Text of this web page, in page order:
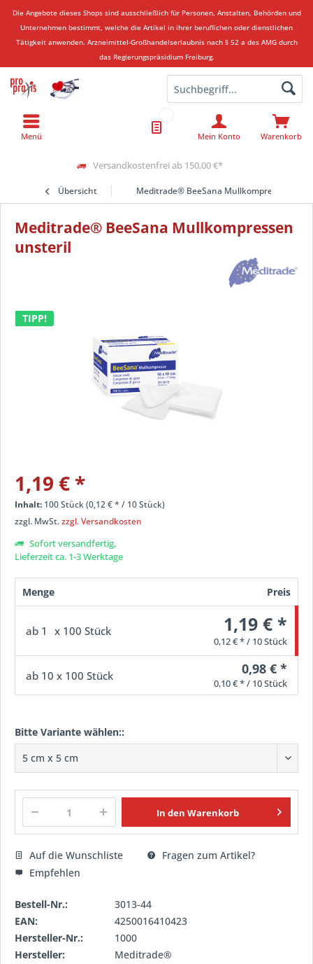
Die Angebote dieses Shops sind ausschließlich für Personen, Anstalten, Behörden und
Unternehmen bestimmt, welche die Artikel in ihrer beruflichen oder dienstlichen
Tätigkeit anwenden. Arzneimittel-Großhandelserlaubnis nach § 52 a des AMG durch
das Regierungspräsidium Freiburg.
Versandkostenfrei ab 150,00 €*
Warenkorb
Mein Konto
Menü
Übersicht Meditrade® BeeSana Mullkompressen
Meditrade® BeeSana Mullkompressen
unsteril
TIPP!
1,19 € *
Inhalt: 100 Stück (0,12 €* / 10 Stück)
zzgl. MwSt.zzgl. Versandkosten
Sofort versandfertig,
Lieferzeit ca. 1-3 Werktage
Menge Preis
ab 1 x 100 Stück 1,19 € *
0,12 € * / 10 Stück
ab 10 x 100 Stück 0,98 € *
0,10 € * / 10 Stück
Bitte Variante wählen::
In den Warenkorb
Auf die Wunschliste
Fragen zum Artikel?
Empfehlen
Bestell-Nr.:
3013-44
EAN:
4250016410423
Hersteller-Nr.:
1000
Hersteller:
Meditrade®